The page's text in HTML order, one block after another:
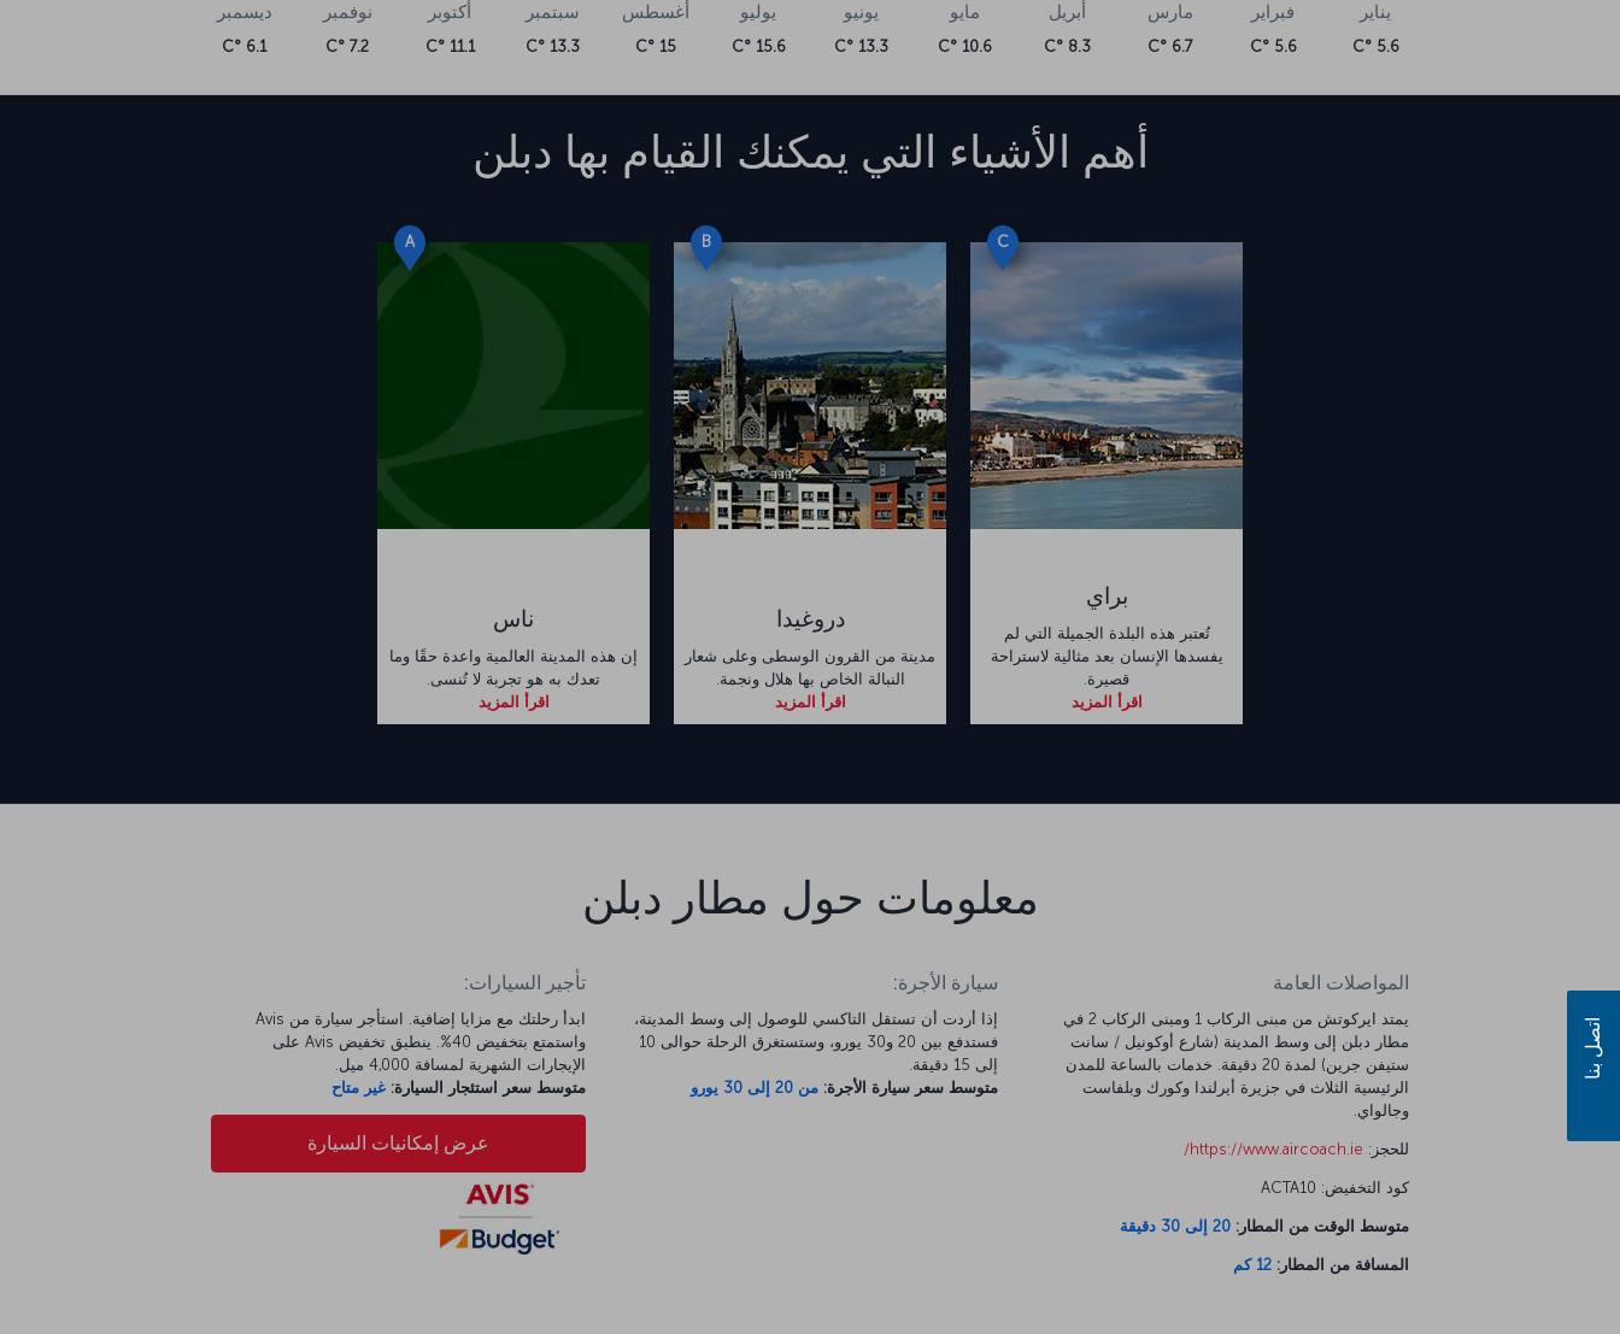
يناير
5.6 °C
فبراير
5.6 °C
مارس
6.7 °C
أبريل
8.3 °C
مايو
10.6 °C
يونيو
13.3 °C
يوليو
15.6 °C
أغسطس
15 °C
سبتمبر
13.3 °C
أكتوبر
11.1 °C
نوفمبر
7.2 °C
ديسمبر
6.1 °C
أهم الأشياء التي يمكنك القيام بها دبلن
C
براي
تُعتبر هذه البلدة الجميلة التي لم
يفسدها الإنسان بعد مثالية لاستراحة
قصيرة.
اقرأ المزيد
B
دروغيدا
مدينة من القرون الوسطى وعلى شعار
النبالة الخاص بها هلال ونجمة.
اقرأ المزيد
A
ناس
إن هذه المدينة العالمية واعدة حقًا وما
تعدك به هو تجربة لا تُنسى.
اقرأ المزيد
معلومات حول مطار دبلن
المواصلات العامة
يمتد ايركوتش من مبنى الركاب 1 ومبنى الركاب 2 في
مطار دبلن إلى وسط المدينة (شارع أوكونيل / سانت
ستيفن جرين) لمدة 20 دقيقة. خدمات بالساعة للمدن
الرئيسية الثلاث في جزيرة أيرلندا وكورك وبلفاست
وجالواي.
للحجز: https://www.aircoach.ie/
كود التخفيض: ACTA10
متوسط الوقت من المطار: 20 إلى 30 دقيقة
المسافة من المطار: 12 كم
سيارة الأجرة:
إذا أردت أن تستقل التاكسي للوصول إلى وسط المدينة،
فستدفع بين 20 و30 يورو، وستستغرق الرحلة حوالى 10
إلى 15 دقيقة.
متوسط سعر سيارة الأجرة: من 20 إلى 30 يورو
تأجير السيارات:
ابدأ رحلتك مع مزايا إضافية. استأجر سيارة من Avis
واستمتع بتخفيض 40%. ينطبق تخفيض Avis على
الإيجارات الشهرية لمسافة 4,000 ميل.
متوسط سعر استئجار السيارة: غير متاح
عرض إمكانيات السيارة
اتصل بنا